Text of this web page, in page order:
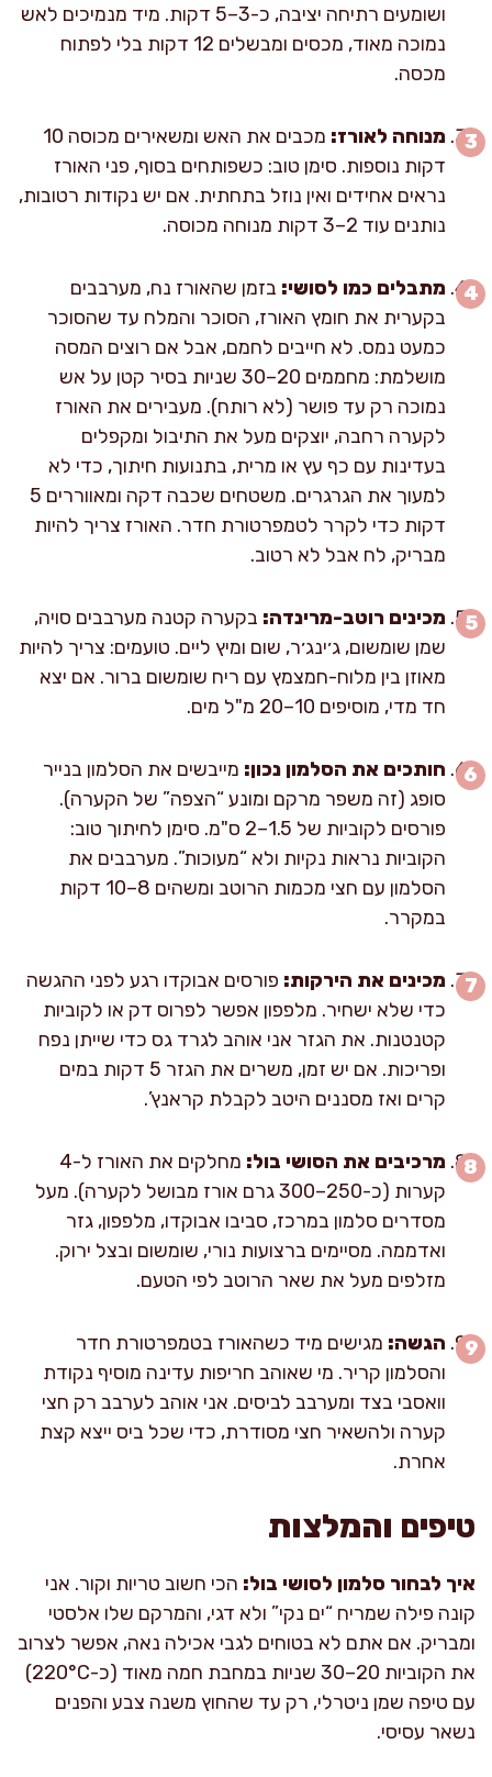
ושומעים רתיחה יציבה, כ-3–5 דקות. מיד מנמיכים לאש
נמוכה מאוד, מכסים ומבשלים 12 דקות בלי לפתוח
מכסה.
מנוחה לאורז:
מכבים את האש ומשאירים מכוסה 10
דקות נוספות. סימן טוב: כשפותחים בסוף, פני האורז
נראים אחידים ואין נוזל בתחתית. אם יש נקודות רטובות,
נותנים עוד 2–3 דקות מנוחה מכוסה.
מתבלים כמו לסושי: בזמן שהאורז נח, מערבבים
בקערית את חומץ האורז, הסוכר והמלח עד שהסוכר
כמעט נמס. לא חייבים לחמם, אבל אם רוצים המסה
מושלמת: מחממים 20–30 שניות בסיר קטן על אש
נמוכה רק עד פושר (לא רותח). מעבירים את האורז
לקערה רחבה, יוצקים מעל את התיבול ומקפלים
בעדינות עם כף עץ או מרית, בתנועות חיתוך, כדי לא
למעוך את הגרגרים. משטחים שכבה דקה ומאווררים 5
דקות כדי לקרר לטמפרטורת חדר. האורז צריך להיות
מבריק, לח אבל לא רטוב.
מכינים רוטב-מרינדה: בקערה קטנה מערבבים סויה,
שמן שומשום, ג׳ינג׳ר, שום ומיץ ליים. טועמים: צריך להיות
מאוזן בין מלוח-חמצמץ עם ריח שומשום ברור. אם יצא
חד מדי, מוסיפים 10–20 מ"ל מים.
חותכים את הסלמון נכון: מייבשים את הסלמון בנייר
סופג (זה משפר מרקם ומונע “הצפה” של הקערה).
פורסים לקוביות של 1.5–2 ס"מ. סימן לחיתוך טוב:
הקוביות נראות נקיות ולא “מעוכות”. מערבבים את
הסלמון עם חצי מכמות הרוטב ומשהים 8–10 דקות
במקרר.
מכינים את הירקות: פורסים אבוקדו רגע לפני ההגשה
כדי שלא ישחיר. מלפפון אפשר לפרוס דק או לקוביות
קטנטנות. את הגזר אני אוהב לגרד גס כדי שייתן נפח
ופריכות. אם יש זמן, משרים את הגזר 5 דקות במים
קרים ואז מסננים היטב לקבלת קראנץ’.
מרכיבים את הסושי בול:
מחלקים את האורז ל-4
קערות (כ-250–300 גרם אורז מבושל לקערה). מעל
מסדרים סלמון במרכז, סביבו אבוקדו, מלפפון, גזר
ואדממה. מסיימים ברצועות נורי, שומשום ובצל ירוק.
מזלפים מעל את שאר הרוטב לפי הטעם.
הגשה: מגישים מיד כשהאורז בטמפרטורת חדר
והסלמון קריר. מי שאוהב חריפות עדינה מוסיף נקודת
וואסבי בצד ומערבב לביסים. אני אוהב לערבב רק חצי
קערה ולהשאיר חצי מסודרת, כדי שכל ביס ייצא קצת
אחרת.
טיפים והמלצות
איך לבחור סלמון לסושי בול: הכי חשוב טריות וקור. אני
קונה פילה שמריח “ים נקי” ולא דגי, והמרקם שלו אלסטי
ומבריק. אם אתם לא בטוחים לגבי אכילה נאה, אפשר לצרוב
את הקוביות 20–30 שניות במחבת חמה מאוד (כ-220°C)
עם טיפה שמן ניטרלי, רק עד שהחוץ משנה צבע והפנים
נשאר עסיסי.